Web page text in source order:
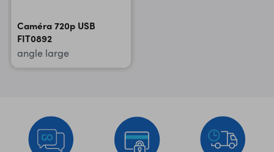
Caméra 720p USB
FIT0892
angle large